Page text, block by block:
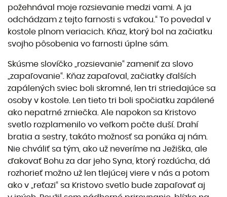
požehnával moje rozsievanie medzi vami. A ja
odchádzam z tejto farnosti s vďakou.“ To povedal v
kostole plnom veriacich. Kňaz, ktorý bol na začiatku
svojho pôsobenia vo farnosti úplne sám.
Skúsme slovíčko „rozsievanie“ zameniť za slovo
„zapaľovanie“. Kňaz zapaľoval, začiatky ďalších
zapálených sviec boli skromné, len tri striedajúce sa
osoby v kostole. Len tieto tri boli spočiatku zapálené
ako nepatrné zrniečka. Ale napokon sa Kristovo
svetlo rozplamenilo vo veľkom počte duší. Drahí
bratia a sestry, takáto možnosť sa ponúka aj nám.
Nie chváliť sa tým, ako už neveríme na Ježiška, ale
ďakovať Bohu za dar jeho Syna, ktorý rozdúcha, dá
rozhorieť možno už len tlejúcej viere v nás a potom
ako v „reťazi“ sa Kristovo svetlo bude zapaľovať aj